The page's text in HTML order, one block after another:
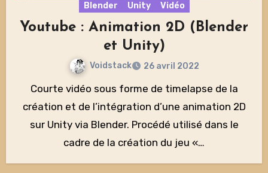
Blender Unity Vidéo
Youtube : Animation 2D (Blender
et Unity)
Voidstack 26 avril 2022
Courte vidéo sous forme de timelapse de la
création et de l’intégration d’une animation 2D
sur Unity via Blender. Procédé utilisé dans le
cadre de la création du jeu «…